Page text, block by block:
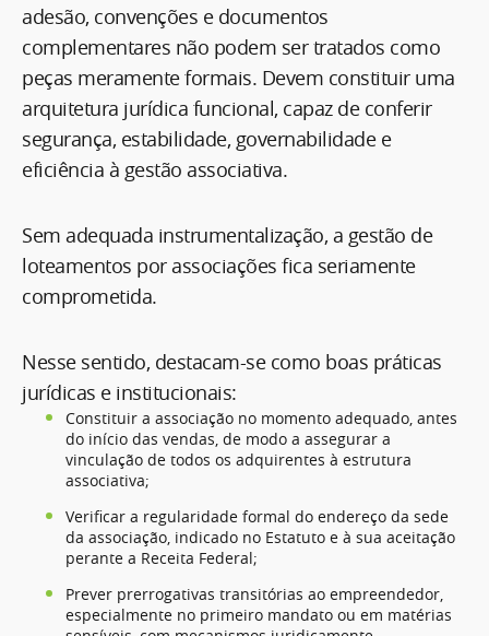
adesão, convenções e documentos
complementares não podem ser tratados como
peças meramente formais. Devem constituir uma
arquitetura jurídica funcional, capaz de conferir
segurança, estabilidade, governabilidade e
eficiência à gestão associativa.
Sem adequada instrumentalização, a gestão de
loteamentos por associações fica seriamente
comprometida.
Nesse sentido, destacam-se como boas práticas
jurídicas e institucionais:
Constituir a associação no momento adequado, antes
do início das vendas, de modo a assegurar a
vinculação de todos os adquirentes à estrutura
associativa;
Verificar a regularidade formal do endereço da sede
da associação, indicado no Estatuto e à sua aceitação
perante a Receita Federal;
Prever prerrogativas transitórias ao empreendedor,
especialmente no primeiro mandato ou em matérias